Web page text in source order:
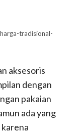
tradisional-
aksesoris
dengan
pakaian
ada yang